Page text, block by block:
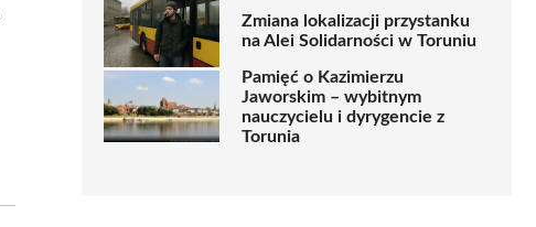
Zmiana lokalizacji przystanku
na Alei Solidarności w Toruniu
Pamięć o Kazimierzu
Jaworskim – wybitnym
nauczycielu i dyrygencie z
Torunia